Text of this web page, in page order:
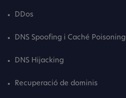
DDos
DNS Spoofing i Caché Poisoning
DNS Hijacking
Recuperació de dominis